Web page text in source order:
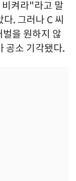
비켜라"라고 말
. 그러나 C 씨
을 원하지 않
공소 기각됐다.